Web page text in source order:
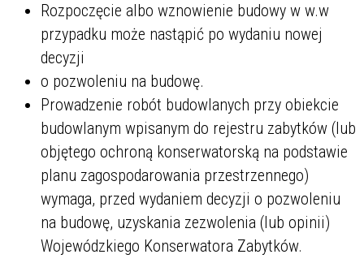
Rozpoczęcie albo wznowienie budowy w w.w
przypadku może nastąpić po wydaniu nowej
decyzji
o pozwoleniu na budowę.
Prowadzenie robót budowlanych przy obiekcie
budowlanym wpisanym do rejestru zabytków (lub
objętego ochroną konserwatorską na podstawie
planu zagospodarowania przestrzennego)
wymaga, przed wydaniem decyzji o pozwoleniu
na budowę, uzyskania zezwolenia (lub opinii)
Wojewódzkiego Konserwatora Zabytków.